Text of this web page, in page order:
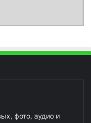
фото, аудио и